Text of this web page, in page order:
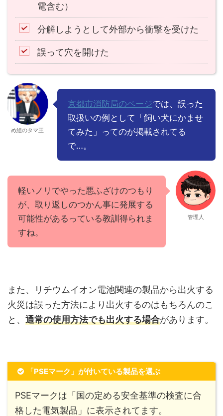
電含む）
分解しようとして外部から衝撃を受けた
誤って穴を開けた
め組のタマ王
京都市消防局のページでは、誤った
取扱いの例として「飼い犬にかませ
てみた」ってのが掲載されてる
で…。
軽いノリでやった悪ふざけのつもり
が、取り返しのつかん事に発展する
可能性があるっている教訓得られま
すね。
管理人
また、リチウムイオン電池関連の製品から出火する
火災は誤った方法により出火するのはもちろんのこ
と、 通常の使用方法でも出火する場合があります。
「PSEマーク」が付いている製品を選ぶ
PSEマークは「国の定める安全基準の検査に合
格した電気製品」に表示されてます。